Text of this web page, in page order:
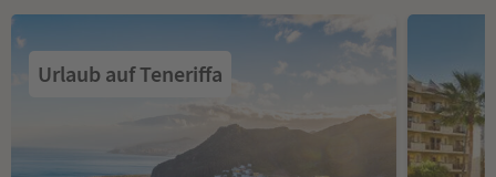
Urlaub auf Teneriffa